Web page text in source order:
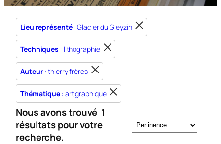
Lieu représenté: Glacier du Gleyzin
Techniques : lithographie
Auteur: thierry frères
Thématique : art graphique
Nous avons trouvé 1
résultats pour votre
recherche.